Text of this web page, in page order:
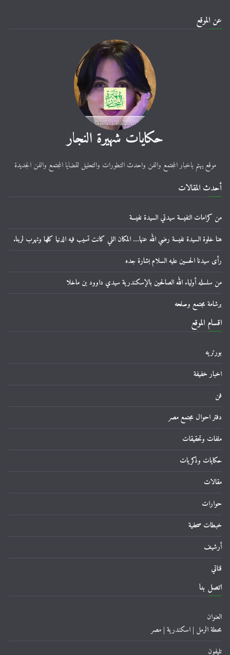
عن الموقع
حكايات شهيرة النجار
موقع يهتم باخبار المجتمع والفن واحدث التطورات والتحليل لقضايا المجتمع والفن الجديدة
أحدث المقالات
من كرامات النفيسة سيدتي السيدة نفيسة
هنا خلوة السيدة نفيسة رضي الله عنها… المكان اللي كانت تسيب فيه الدنيا كلها وتهرب لربنا.
رأى سيدنا الحسين عليه السلام بشارة جده
من سلسله أولياء الله الصالحين بالإسكندرية سيدي داوود بن ماخلا
برشامة مجتمع وصلحه
اقسام الموقع
بورتريه
اخبار خفيفة
فن
دفتر احوال مجتمع مصر
ملفات وتحقيقات
حكايات وذكريات
مقالات
حوارات
خبطات صحفية
أرشيف
قناتي
اتصل بنا
العنوان
محطة الرمل | اسكندرية | مصر
تليفون